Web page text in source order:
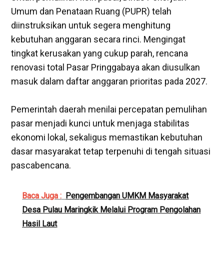
Umum dan Penataan Ruang (PUPR) telah
diinstruksikan untuk segera menghitung
kebutuhan anggaran secara rinci. Mengingat
tingkat kerusakan yang cukup parah, rencana
renovasi total Pasar Pringgabaya akan diusulkan
masuk dalam daftar anggaran prioritas pada 2027.
‎Pemerintah daerah menilai percepatan pemulihan
pasar menjadi kunci untuk menjaga stabilitas
ekonomi lokal, sekaligus memastikan kebutuhan
dasar masyarakat tetap terpenuhi di tengah situasi
pascabencana.
Baca Juga : Pengembangan UMKM Masyarakat
Desa Pulau Maringkik Melalui Program Pengolahan
Hasil Laut